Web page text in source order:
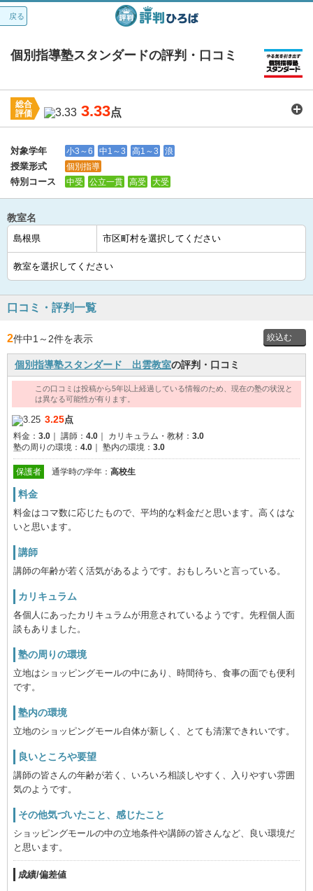
戻る
個別指導塾スタンダードの評判・口コミ
総合
評価
3.33点
講師：3.4 カリキュラム：3.6 周りの環境：3.6
対象学年
小3～6 中1～3 高1～3 浪
授業形式 個別指導
特別コース 中受 公立一貫 高受 大受
教室名
口コミ・評判一覧
2件中1 ～ 2件を表示
投稿者
の学年
個別指導塾スタンダード 出雲教室の評判・口コミ
この口コミは投稿から5年以上経過している情報のため、現在の塾の状況と
は異なる可能性が有ります。
3.25点
料金： 3.0 講師： 4.0 カリキュラム・教材： 3.0
塾の周りの環境： 4.0 塾内の環境： 3.0
保護者 通学時の学年： 高校生
料金
料金はコマ数に応じたもので、平均的な料金だと思います。高くはな
いと思います。
講師
講師の年齢が若く活気があるようです。おもしろいと言っている。
カリキュラム
各個人にあったカリキュラムが用意されているようです。先程個人面
談もありました。
塾の周りの環境
立地はショッピングモールの中にあり、時間待ち、食事の面でも便利
です。
塾内の環境
立地のショッピングモール自体が新しく、とても清潔できれいです。
良いところや要望
講師の皆さんの年齢が若く、いろいろ相談しやすく、入りやすい雰囲
気のようです。
その他気づいたこと、感じたこと
ショッピングモールの中の立地条件や講師の皆さんなど、良い環境だ
と思います。
成績/偏差値